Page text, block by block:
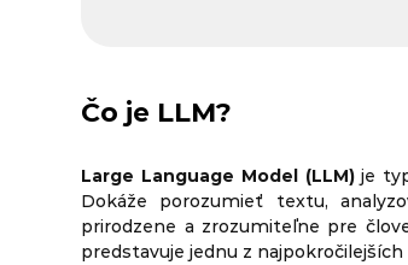
Čo je LLM?
Large Language Model (LLM)je
Dokáže porozumieť textu,
prirodzene a zrozumiteľne pre
predstavuje jednu z